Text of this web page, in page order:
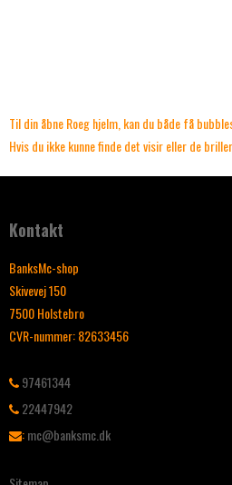
Til din åbne Roeg hjelm, kan du både få
Hvis du ikke kunne finde det visir eller de
Kontakt
BanksMc-shop
Skivevej 150
7500 Holstebro
CVR-nummer:82633456
97461344
22447942
:mc@banksmc.dk